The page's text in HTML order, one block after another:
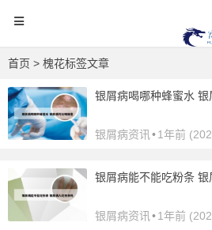
首页 > 槐花标签文章
银屑病喝哪种蜂蜜水
银屑病资讯 •1年前
银屑病能不能吃粉条
银屑病资讯 •1年前